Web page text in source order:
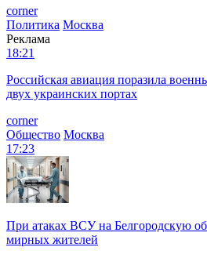
corner
Политика Москва
Реклама
18:21
Российская авиация поразила
двух украинских портах
corner
Общество Москва
17:23
При атаках ВСУ на Белгородскую
мирных жителей